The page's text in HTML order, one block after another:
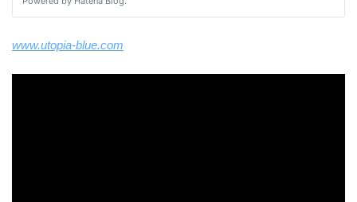
www.utopia-blue.com